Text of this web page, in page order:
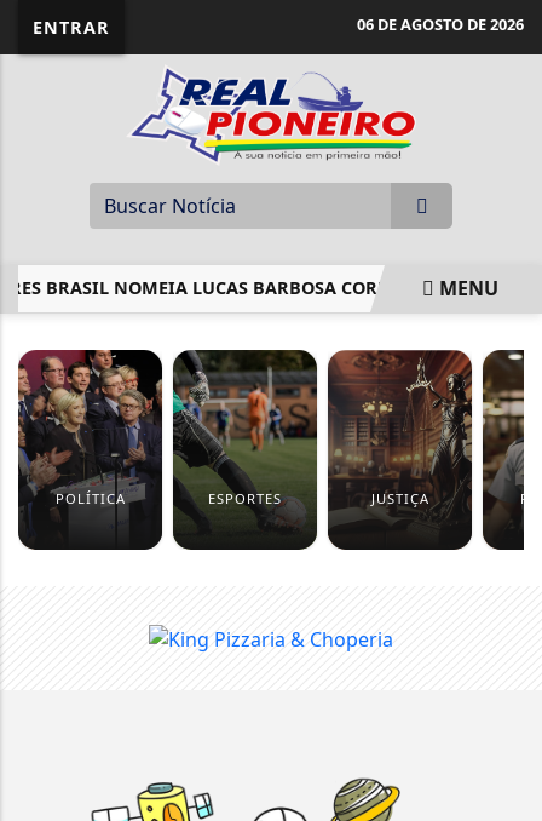
ENTRAR 06 DE AGOSTO DE 2026
BRASIL NOMEIA LUCAS BARBOSA CORREA COMOMENU
POLÍTICA ESPORTES JUSTIÇA